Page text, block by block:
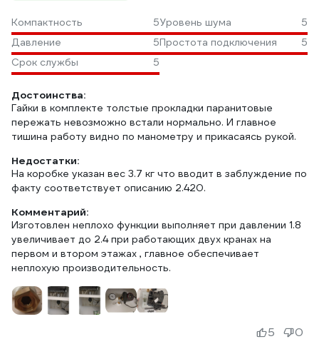
Компактность 5Уровень шума
5
Давление
5Простота подключения
5
Срок службы
5
Достоинства:
Гайки в комплекте толстые прокладки паранитовые
пережать невозможно встали нормально. И главное
тишина работу видно по манометру и прикасаясь рукой.
Недостатки:
На коробке указан вес 3.7 кг что вводит в заблуждение по
факту соответствует описанию 2.420.
Комментарий:
Изготовлен неплохо функции выполняет при давлении 1.8
увеличивает до 2.4 при работающих двух кранах на
первом и втором этажах , главное обеспечивает
неплохую производительность.
5 0